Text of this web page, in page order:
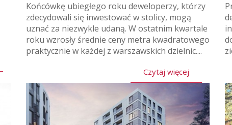
Końcówkę ubiegłego roku deweloperzy, którzy
zdecydowali się inwestować w stolicy, mogą
uznać za niezwykle udaną. W ostatnim kwartale
roku wzrosły średnie ceny metra kwadratowego
praktycznie w każdej z warszawskich dzielnic....
Czytaj więcej